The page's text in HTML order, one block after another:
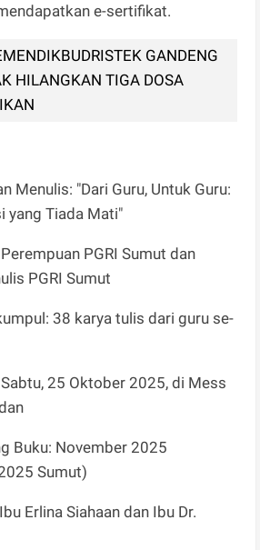
e-sertifikat.
GANDENG
HILANGKAN TIGA DOSA
Menulis: "Dari Guru, Untuk Guru:
yang Tiada Mati"
PGRI Sumut dan
PGRI Sumut
38 karya tulis dari guru se-
25 Oktober 2025, di Mess
Buku: November 2025
Sumut)
Erlina Siahaan dan Ibu Dr.